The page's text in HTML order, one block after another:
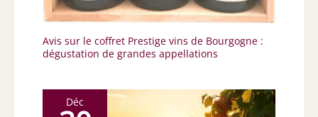
Avis sur le coffret Prestige vins de Bourgogne :
dégustation de grandes appellations
Déc